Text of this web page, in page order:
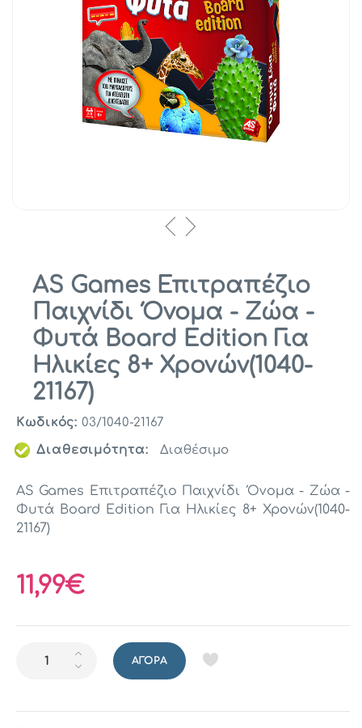
AS Games Επιτραπέζιο
Παιχνίδι Όνομα - Ζώα -
Φυτά Board Edition Για
Ηλικίες 8+ Χρονών(1040-
21167)
Κωδικός: 03/1040-21167
Διαθεσιμότητα:
Διαθέσιμο
AS Games Επιτραπέζιο Παιχνίδι Όνομα - Ζώα -
Φυτά Board Edition Για Ηλικίες 8+ Χρονών(1040-
21167)
11,99€
ΑΓΟΡΆ